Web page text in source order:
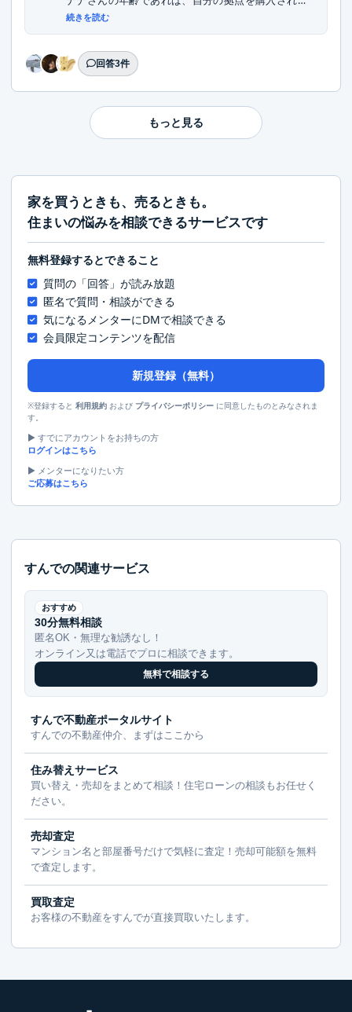
すんでの関連サービス
おすすめ
30分無料相談
匿名OK・無理な勧誘なし！
オンライン又は電話でプロに相談できます。
無料で相談する
すんで不動産ポータルサイト
すんでの不動産仲介、まずはここから
住み替えサービス
買い替え・売却をまとめて相談！住宅ローンの相談もお任せく
ださい。
売却査定
マンション名と部屋番号だけで気軽に査定！売却可能額を無料
で査定します。
買取査定
お客様の不動産をすんでが直接買取いたします。
こ...
続きを読む
回答3件
もっと見る
家を買うときも、売るときも。
住まいの悩みを相談できるサービスです
無料登録するとできること
質問の「回答」が読み放題
匿名で質問・相談ができる
気になるメンターにDMで相談できる
会員限定コンテンツを配信
新規登録（無料）
※登録すると 利用規約 および プライバシーポリシー に同意したものとみなされま
す。
▶︎ すでにアカウントをお持ちの方
ログインはこちら
▶︎ メンターになりたい方
ご応募はこちら